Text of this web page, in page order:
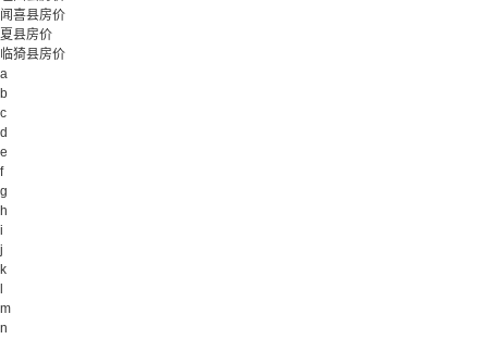
闻喜县房价
夏县房价
临猗县房价
a
b
c
d
e
f
g
h
i
j
k
m
n